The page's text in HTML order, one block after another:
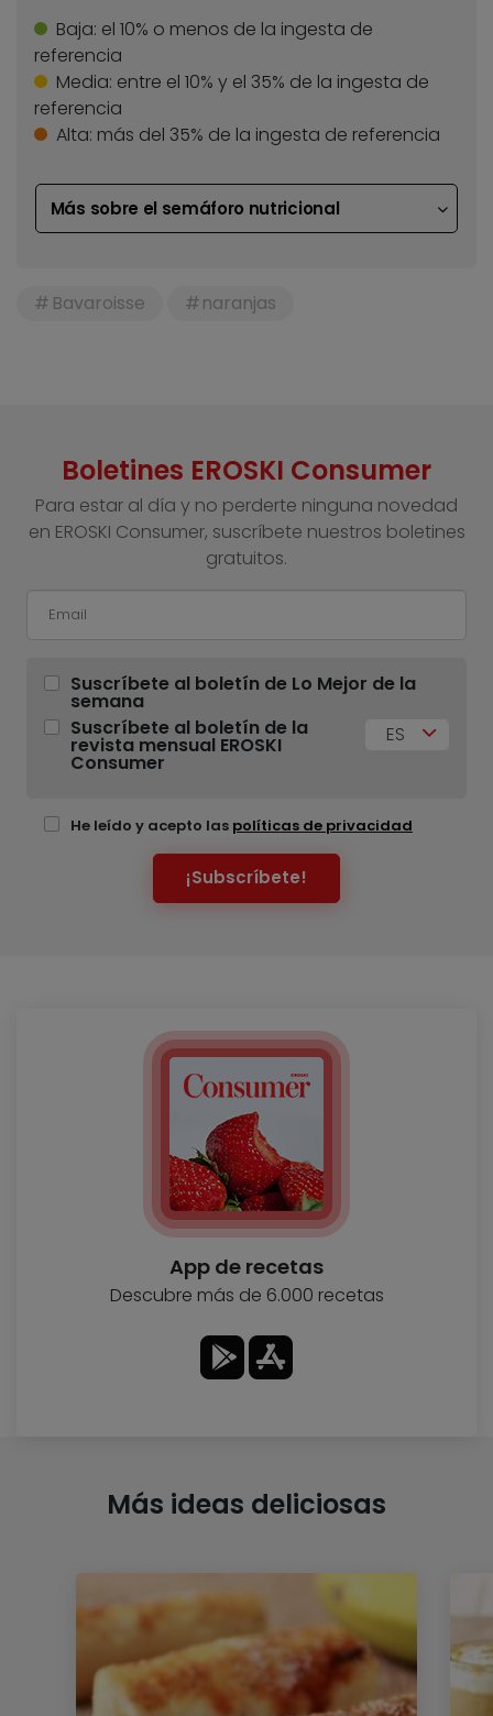
Baja: el 10% o menos de la ingesta de
referencia
Media: entre el 10% y el 35% de la ingesta de
referencia
Alta: más del 35% de la ingesta de referencia
Más sobre el semáforo nutricional
Bavaroisse naranjas
Boletines EROSKI Consumer
Para estar al día y no perderte ninguna novedad
en EROSKI Consumer, suscríbete nuestros boletines
gratuitos.
Suscríbete al boletín de Lo Mejor de la
semana
Suscríbete al boletín de la
revista mensual EROSKI
Consumer
ES
He leído y acepto las políticas de privacidad
¡Subscríbete!
App de recetas
Descubre más de 6.000 recetas
Más ideas deliciosas